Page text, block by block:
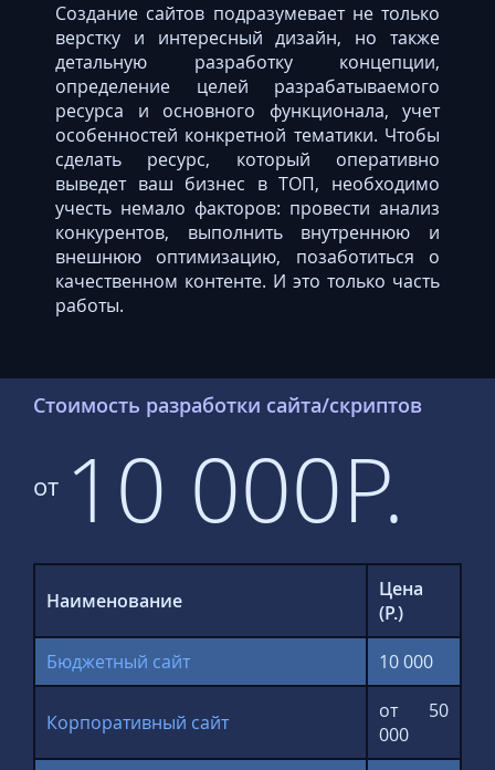
Создание сайтов подразумевает не только
верстку и интересный дизайн, но также
детальную разработку концепции,
определение целей разрабатываемого
ресурса и основного функционала, учет
особенностей конкретной тематики. Чтобы
сделать ресурс, который оперативно
выведет ваш бизнес в ТОП, необходимо
учесть немало факторов: провести анализ
конкурентов, выполнить внутреннюю и
внешнюю оптимизацию, позаботиться о
качественном контенте. И это только часть
работы.
Стоимость разработки сайта/скриптов
от 10 000Р.
Наименование
Цена
(Р.)
Бюджетный сайт
10 000
Корпоративный сайт
от 50
000